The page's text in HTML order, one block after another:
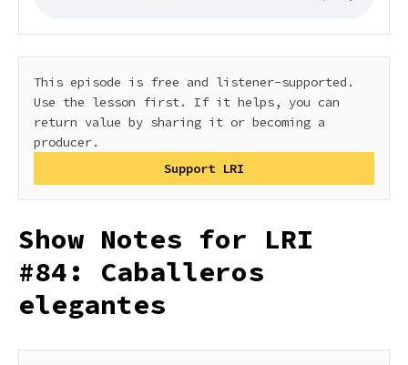
This episode is free and listener-supported.
Use the lesson first. If it helps, you can
return value by sharing it or becoming a
producer.
Support LRI
Show Notes for LRI
#84: Caballeros
elegantes